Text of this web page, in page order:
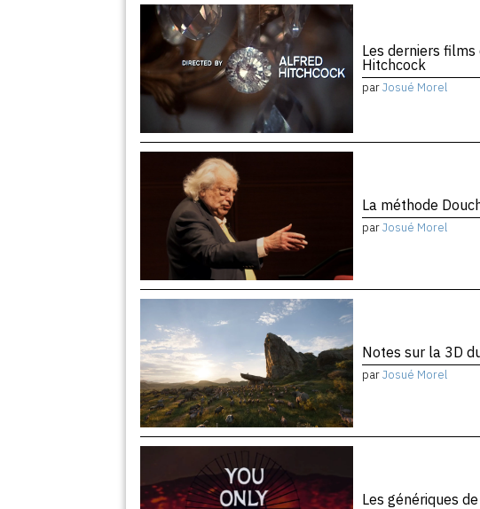
Les derniers films
Hitchcock
parJosué Morel
La méthode
parJosué Morel
Notes sur la 3D
parJosué Morel
Les génériques